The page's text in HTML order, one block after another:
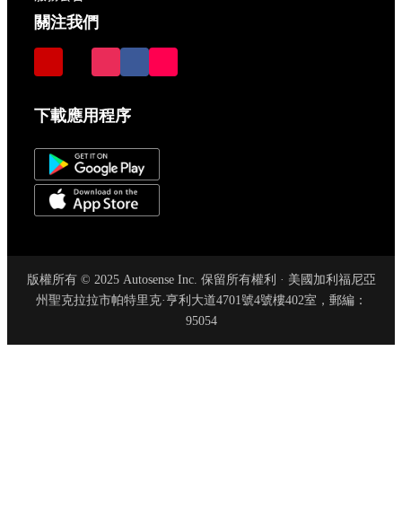
關注我們
下載應用程序
版權所有 © 2025 Autosense Inc. 保留所有權利 · 美國加利福尼亞
州聖克拉拉市帕特里克·亨利大道4701號4號樓402室，郵編：
95054